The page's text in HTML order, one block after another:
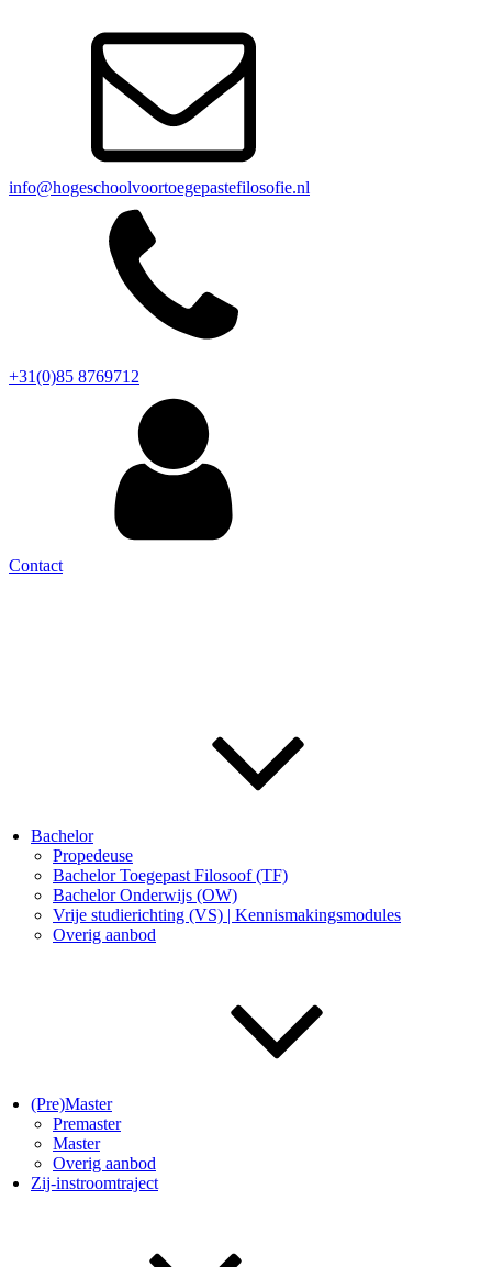
info@hogeschoolvoortoegepastefilosofie.nl
+31(0)85 8769712
Contact
Bachelor
Propedeuse
Bachelor Toegepast Filosoof (TF)
Bachelor Onderwijs (OW)
Vrije studierichting (VS) | Kennismakingsmodules
Overig aanbod
(Pre)Master
Premaster
Master
Overig aanbod
Zij-instroomtraject